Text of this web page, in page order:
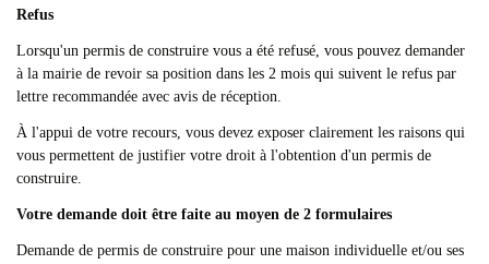
Refus
Lorsqu'un permis de construire vous a été refusé, vous pouvez demander
à la mairie de revoir sa position dans les 2 mois qui suivent le refus par
lettre recommandée avec avis de réception.
À l'appui de votre recours, vous devez exposer clairement les raisons qui
vous permettent de justifier votre droit à l'obtention d'un permis de
construire.
Votre demande doit être faite au moyen de 2 formulaires
Demande de permis de construire pour une maison individuelle et/ou ses